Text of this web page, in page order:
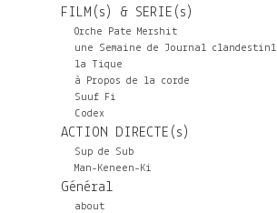
FILM(s) & SERIE(s)
Orche Pate Mershit
une Semaine de Journal clandestin1
la Tique
à Propos de la corde
Suuf Fi
Codex
ACTION DIRECTE(s)
Sup de Sub
Man-Keneen-Ki
Général
about